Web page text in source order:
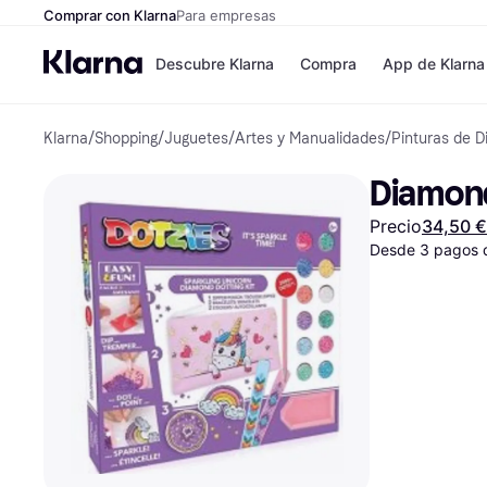
Comprar con KlarnaPara empresas
Descubre Klarna
Formas de pago
Paga ahora
Paga en 3 plazos
Paga en 30 días
Financiación
Compra
Tiendas
Shein
Zalando Prive
Zara
JD Sports
App de Klarna
Klarna/Shopping/Juguetes/Artes y Manualidades/Pinturas de
Precio34,50 €
Desde 3 pagos